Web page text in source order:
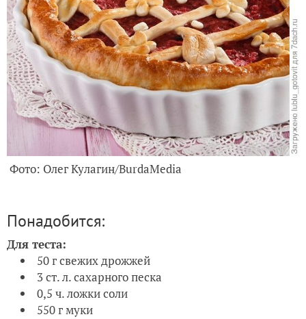
Фото: Олег Кулагин/BurdaMedia
Понадобится:
Для теста:
50 г свежих дрожжей
3 ст. л. сахарного песка
0,5 ч. ложки соли
550 г муки